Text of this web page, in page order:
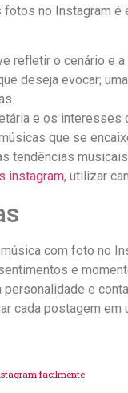
fotos no Instagram
refletir‌ o cenário e
deseja evocar;
e os interesses
que se
tendências
instagram, utilizar
com foto no
e
e
cada postagem​ em
facilmente